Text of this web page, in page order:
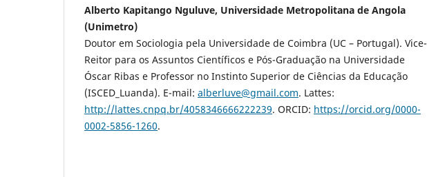
Alberto Kapitango Nguluve, Universidade Metropolitana de Angola
(Unimetro)
Doutor em Sociologia pela Universidade de Coimbra (UC – Portugal). Vice-
Reitor para os Assuntos Científicos e Pós-Graduação na Universidade
Óscar Ribas e Professor no Instinto Superior de Ciências da Educação
(ISCED_Luanda). E-mail: alberluve@gmail.com. Lattes:
http://lattes.cnpq.br/4058346666222239. ORCID: https://orcid.org/0000-
0002-5856-1260.